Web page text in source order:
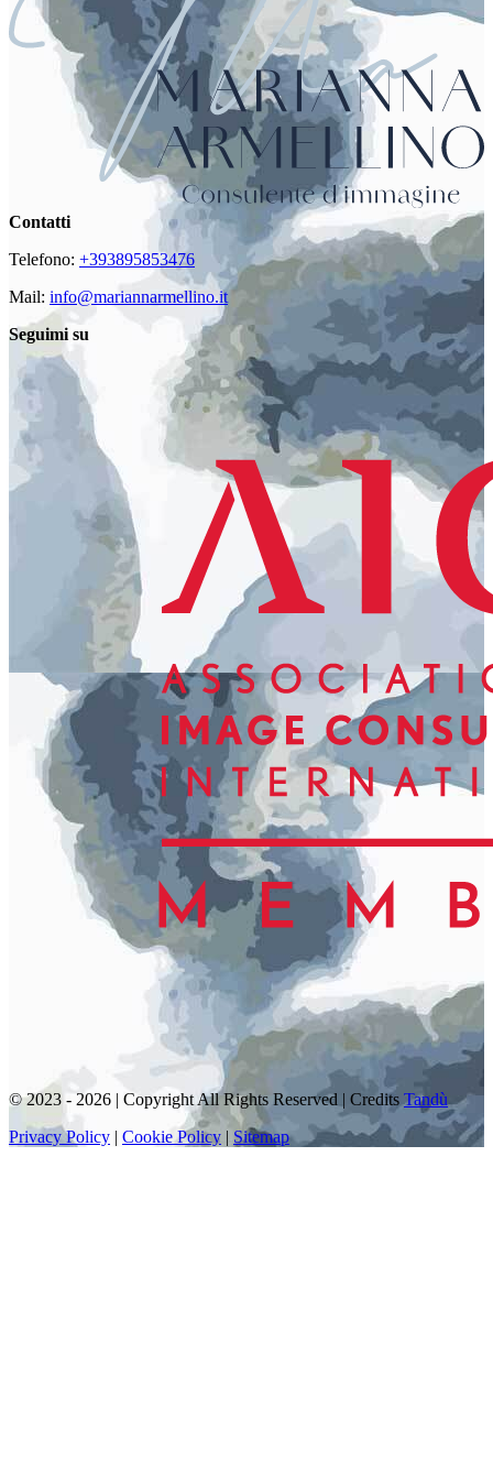
Contatti
Telefono: +393895853476
Mail: info@mariannarmellino.it
Seguimi su
© 2023 - 2026 | Copyright All Rights Reserved | Credits Tandù
Privacy Policy | Cookie Policy | Sitemap